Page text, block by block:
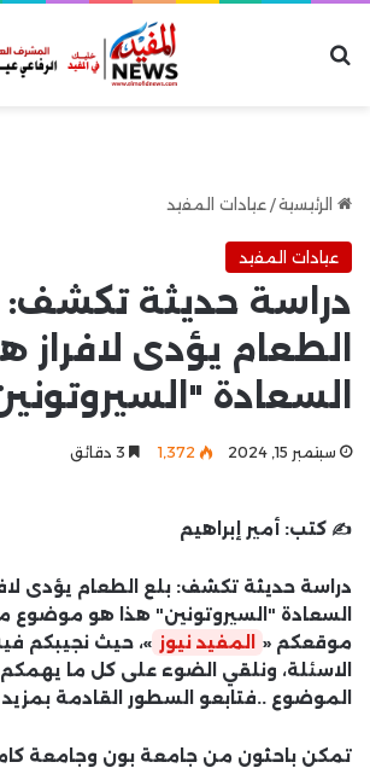
الرئيسية/ عيادات المفيد
عيادات المفيد
دراسة حديثة تكشف:
الطعام يؤدى لافراز
السعادة
سبتمبر 15, 2024 1٬372
✍️ كتب: أمير إبراهيم
دراسة حديثة تكشف: بلع الطعام يؤدى
السعادة "السيروتونين" هذا هو موضوع
موقعكم «
المفيد نيوز »، حيث نجيبكم
الاسئلة، ونلقي الضوء على كل ما
الموضوع ..فتابعو السطور القادمة
تمكن باحثون من جامعة بون وجامعة